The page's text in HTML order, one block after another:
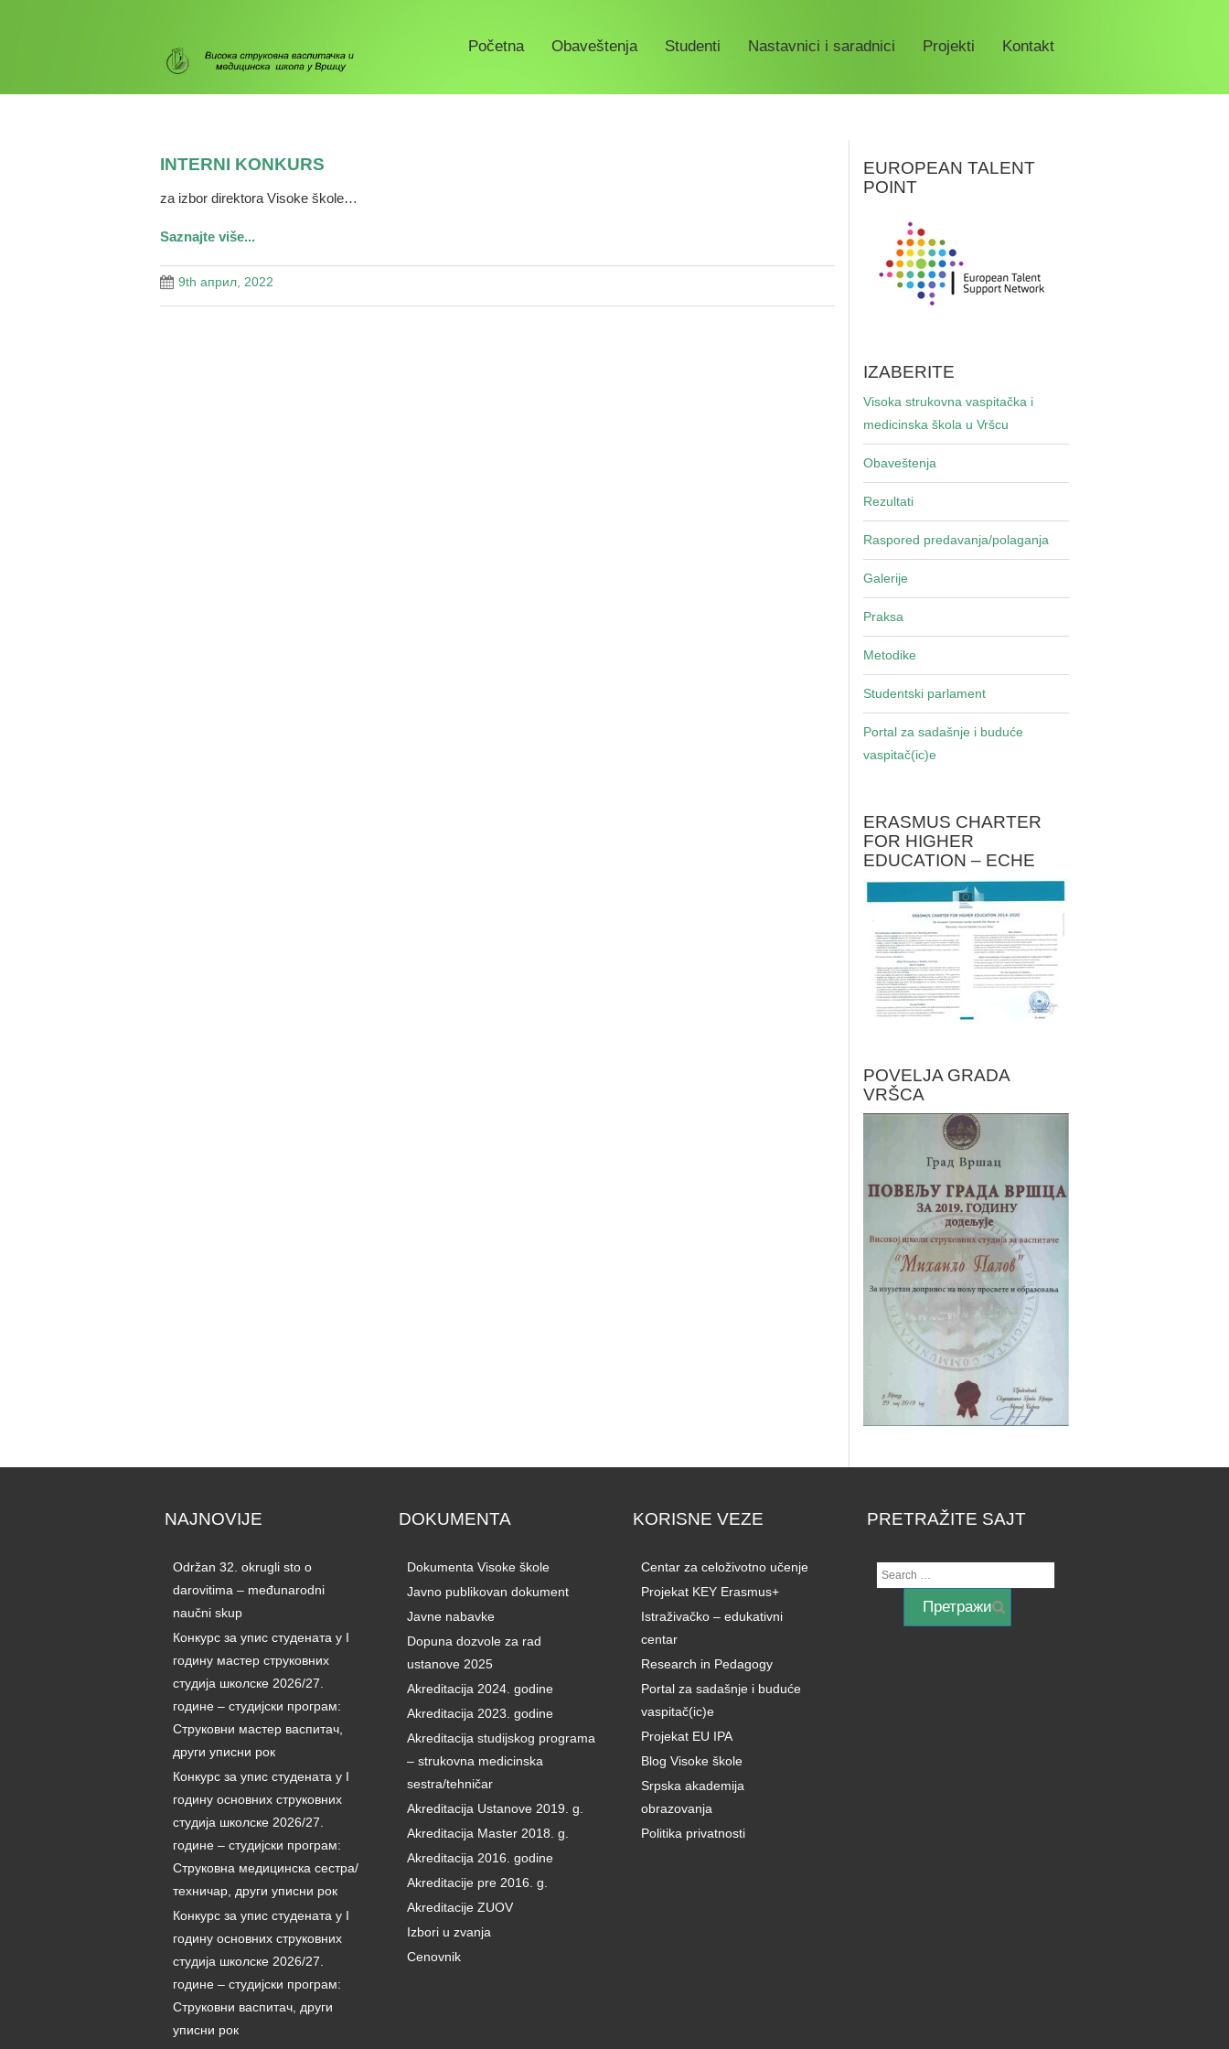
Početna Obaveštenja Studenti Nastavnici i saradnici Projekti Kontakt
INTERNI KONKURS
za izbor direktora Visoke škole…
Saznajte više...
9th април, 2022
EUROPEAN TALENT
POINT
IZABERITE
Visoka strukovna vaspitačka i
medicinska škola u Vršcu
Obaveštenja
Rezultati
Raspored predavanja/polaganja
Galerije
Praksa
Metodike
Studentski parlament
Portal za sadašnje i buduće
vaspitač(ic)e
ERASMUS CHARTER
FOR HIGHER
EDUCATION – ECHE
POVELJA GRADA
VRŠCA
NAJNOVIJE
Održan 32. okrugli sto o
darovitima – međunarodni
naučni skup
Конкурс за упис студената у I
годину мастер струковних
студија школске 2026/27.
године – студијски програм:
Струковни мастер васпитач,
други уписни рок
Конкурс за упис студената у I
годину основних струковних
студија школске 2026/27.
године – студијски програм:
Струковна медицинска сестра/
техничар, други уписни рок
Конкурс за упис студената у I
годину основних струковних
студија школске 2026/27.
године – студијски програм:
Струковни васпитач, други
уписни рок
DOKUMENTA
Dokumenta Visoke škole
Javno publikovan dokument
Javne nabavke
Dopuna dozvole za rad
ustanove 2025
Akreditacija 2024. godine
Akreditacija 2023. godine
Akreditacija studijskog programa
– strukovna medicinska
sestra/tehničar
Akreditacija Ustanove 2019. g.
Akreditacija Master 2018. g.
Akreditacija 2016. godine
Akreditacije pre 2016. g.
Akreditacije ZUOV
Izbori u zvanja
Cenovnik
KORISNE VEZE
Centar za celoživotno učenje
Projekat KEY Erasmus+
Istraživačko – edukativni
centar
Research in Pedagogy
Portal za sadašnje i buduće
vaspitač(ic)e
Projekat EU IPA
Blog Visoke škole
Srpska akademija
obrazovanja
Politika privatnosti
PRETRAŽITE SAJT